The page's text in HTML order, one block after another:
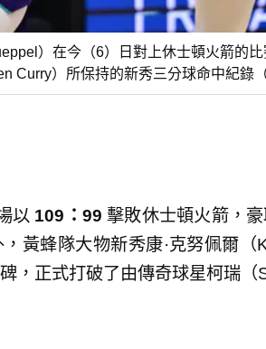
）在今（6）日對上休士頓火箭的
Curry）所保持的新秀三分球命中紀錄
以 109 ：99 擊敗休士頓火箭，
黃蜂隊大物新秀康·克努佩爾
，正式打破了由傳奇球星柯瑞